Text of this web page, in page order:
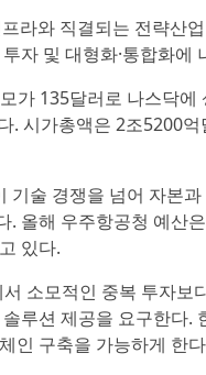
프라와 직결되는 전략
자 및 대형화·통합화에
가 135달러로 나스닥
. 시가총액은 2조5200
기술 경쟁을 넘어 자본
. 올해 우주항공청 예산
있다.
소모적인 중복 투자
루션 제공을 요구한다.
인 구축을 가능하게 한